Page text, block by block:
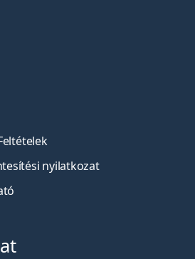
nyilatkozat